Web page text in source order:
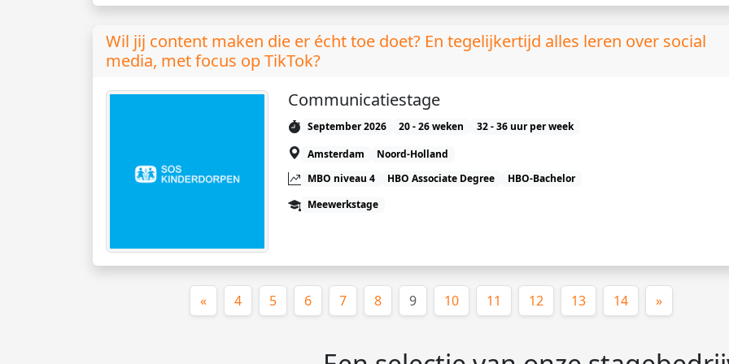
Wil jij content maken die er écht toe doet? En tegelijkertijd alles leren over social
media, met focus op TikTok?
Communicatiestage
September 2026 20 - 26 weken
32 - 36 uur per week
Amsterdam
Noord-Holland
MBO niveau 4
HBO Associate Degree
HBO-Bachelor
Meewerkstage
« 4 5 6 7 8 9(huidige)
10 11 12 13 14 »